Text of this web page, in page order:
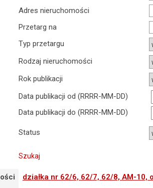
Adres nieruchomości
Przetarg na
Typ przetargu
Rodzaj nieruchomości
rok publikacji
Data publikacji od (RRRR-MM-DD) rok
Data publikacji do (RRRR-MM-DD) rok
status
nr 62/6, 62/7, 62/8, AM-10, obręb Żerniki
działka nr 62/6, 62/7, 62/8, AM-10,